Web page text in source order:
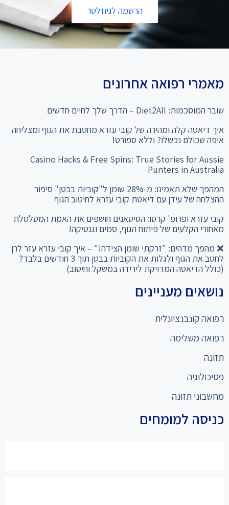
הרשמה לניוזלטר
מאמרי רפואה אחרונים
שובר המוסכמות: Diet2All – הדרך שלך לחיים חדשים
איך דיאטה קלה ומהירה של קובי עזרא מחטבת את הגוף ומצליחה
איפה שכולם נכשלו? וללא ספורט!
Casino Hacks & Free Spins: True Stories for Aussie
Punters in Australia
המהפך שלא תאמינו: מ-28% שומן ל"קוביות בבטן" סיפור
ההצלחה של עידן עם דיאטת קובי עזרא לחיטוב הגוף
קובי עזרא ופרופ' קרסו: הטיטאנים חושפים את האמת המטלטלת
מאחורי הקלעים של פיתוח הגוף, סמים וגנטיקה!
❌ מהפך מדהים: "זרקתי שומן הצידה!" – איך קובי עזרא עזר לרן
לחטב את הגוף ולגלות את הקוביות בבטן תוך 3 חודשים בלבד?
(כולל הדיאטה המדויקת לירידה במשקל וחיטוב)
נושאים מעניינים
רפואה קונבנציונלית
רפואה משלימה
תזונה
פסיכולוגיה
מחשבוני תזונה
כניסה למומחים